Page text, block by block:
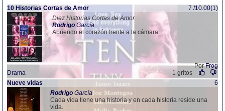
10 Historias Cortas de Amor
7 /10.00(1)
Diez Historias Cortas de Amor
Rodrigo García
Abriendo el corazón frente a la cámara.
PorFrog
Drama
1 gritos
Nueve vidas
6
Rodrigo García
Cada vida tiene una historia y en cada historia reside una
vida.